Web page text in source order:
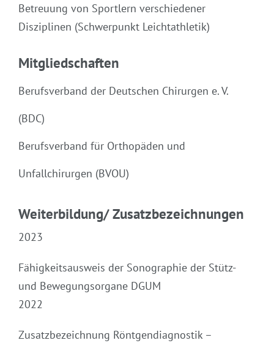
Betreuung von Sportlern verschiedener
Disziplinen (Schwerpunkt Leichtathletik)
Mitgliedschaften
Berufsverband der Deutschen Chirurgen e. V.
(BDC)
Berufsverband für Orthopäden und
Unfallchirurgen (BVOU)
Weiterbildung/ Zusatzbezeichnungen
2023
Fähigkeitsausweis der Sonographie der Stütz-
und Bewegungsorgane DGUM
2022
Zusatzbezeichnung Röntgendiagnostik –